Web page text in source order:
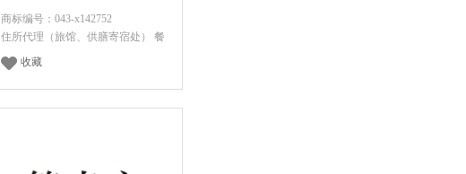
商标编号：043-x142752
住所代理（旅馆、供膳寄宿处） 餐
收藏